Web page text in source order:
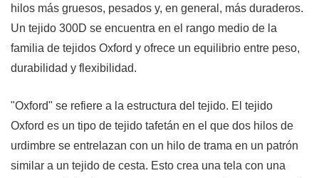
PVC
(cloruro
polivinilo)
3.3
hilos más gruesos, pesados ​​y, en general, más duraderos.
Un tejido 300D se encuentra en el rango medio de la
familia de tejidos Oxford y ofrece un equilibrio entre peso,
durabilidad y flexibilidad.
"Oxford" se refiere a la estructura del tejido. El tejido
Oxford es un tipo de tejido tafetán en el que dos hilos de
urdimbre se entrelazan con un hilo de trama en un patrón
similar a un tejido de cesta. Esto crea una tela con una